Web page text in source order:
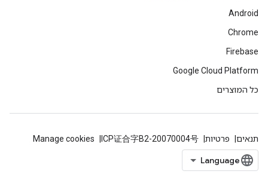
Android
Chrome
Firebase
Google Cloud Platform
כל המוצרים
תנאים פרטיות ICP证合字B2-20070004号
Manage cookies